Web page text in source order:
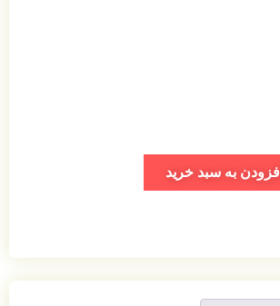
افزودن به سبد خرید